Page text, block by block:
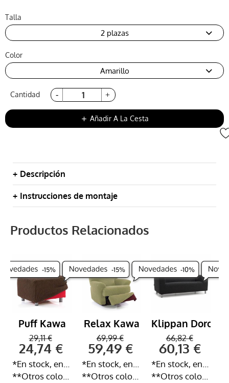
Talla
2 plazas
Color
Amarillo
add Añadir A La Cesta
Cantidad
Descripción
Instrucciones de montaje
Productos Relacionados
-15%
Puff Kawa
29,11 €
24,74 €
-15%
Relax Kawa
69,99 €
59,49 €
-10%
Klippan Doro
66,82 €
60,13 €